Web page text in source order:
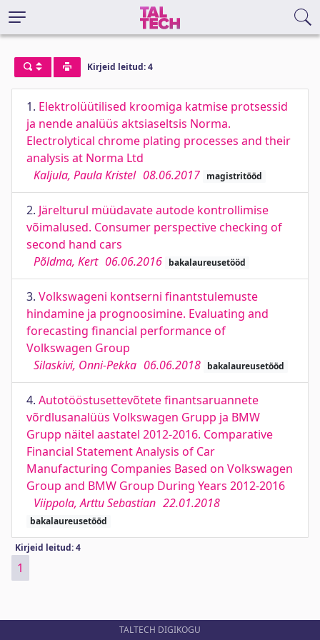
Kirjeid leitud: 4
1. Elektrolüütilised kroomiga katmise protsessid
ja nende analüüs aktsiaseltsis Norma.
Electrolytical chrome plating processes and their
analysis at Norma Ltd
Kaljula, Paula Kristel 08.06.2017 magistritööd
2. Järelturul müüdavate autode kontrollimise
võimalused. Consumer perspective checking of
second hand cars
Põldma, Kert 06.06.2016 bakalaureusetööd
3. Volkswageni kontserni finantstulemuste
hindamine ja prognoosimine. Evaluating and
forecasting financial performance of
Volkswagen Group
Silaskivi, Onni-Pekka 06.06.2018 bakalaureusetööd
4. Autotööstusettevõtete finantsaruannete
võrdlusanalüüs Volkswagen Grupp ja BMW
Grupp näitel aastatel 2012-2016. Comparative
Financial Statement Analysis of Car
Manufacturing Companies Based on Volkswagen
Group and BMW Group During Years 2012-2016
Viippola, Arttu Sebastian 22.01.2018
bakalaureusetööd
Kirjeid leitud: 4
1
TALTECH DIGIKOGU